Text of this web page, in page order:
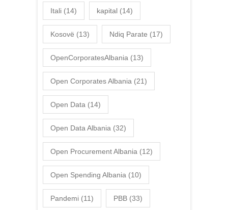
Itali (14) kapital (14)
Kosovë (13) Ndiq Parate (17)
OpenCorporatesAlbania (13)
Open Corporates Albania (21)
Open Data (14)
Open Data Albania (32)
Open Procurement Albania (12)
Open Spending Albania (10)
Pandemi (11) PBB (33)